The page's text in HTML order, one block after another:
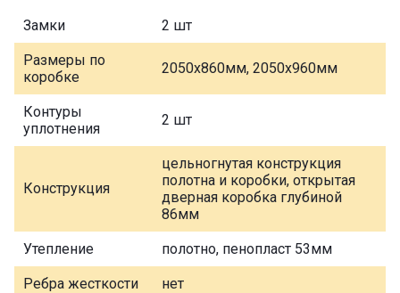
Замки 2 шт
Размеры по
коробке
2050х860мм, 2050х960мм
Контуры
уплотнения
2 шт
Конструкция
цельногнутая конструкция
полотна и коробки, открытая
дверная коробка глубиной
86мм
Утепление полотно, пенопласт 53мм
Ребра жесткости нет